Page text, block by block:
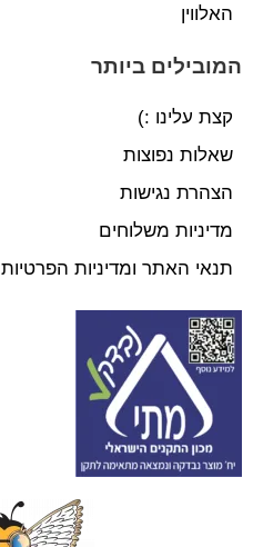
האלווין
המובילים ביותר
קצת עלינו :)
שאלות נפוצות
הצהרת נגישות
מדיניות משלוחים
תנאי האתר ומדיניות הפרטיות